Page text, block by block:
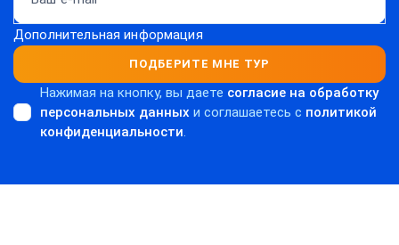
Дополнительная информация
ПОДБЕРИТЕ МНЕ ТУР
Нажимая на кнопку, вы даете согласие на обработку
персональных данных и соглашаетесь c политикой
конфиденциальности.